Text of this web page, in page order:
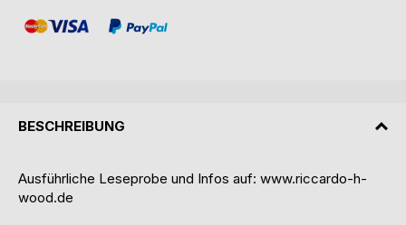
BESCHREIBUNG
Ausführliche Leseprobe und Infos auf: www.riccardo-h-
wood.de